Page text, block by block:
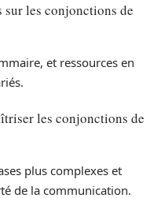
sur les conjonctions de
et ressources en
les conjonctions de
plus complexes et
de la communication.